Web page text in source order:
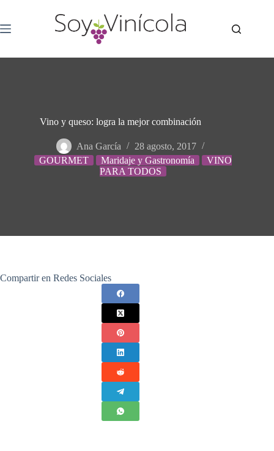
Vino y queso: logra la mejor combinación
Ana García
28 agosto, 2017
GOURMET
Maridaje y Gastronomía
VINO
PARA TODOS
Compartir en Redes Sociales